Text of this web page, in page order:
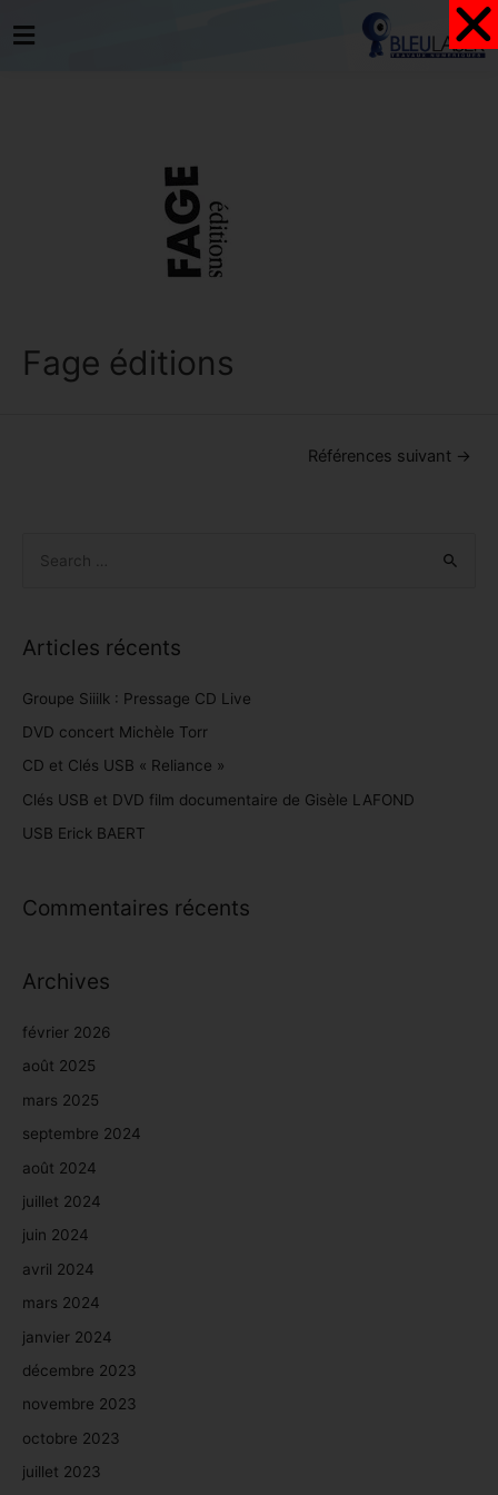
Fage éditions
Références suivant →
Articles récents
Groupe Siiilk : Pressage CD Live
DVD concert Michèle Torr
CD et Clés USB « Reliance »
Clés USB et DVD film documentaire de Gisèle LAFOND
USB Erick BAERT
Commentaires récents
Archives
février 2026
août 2025
mars 2025
septembre 2024
août 2024
juillet 2024
juin 2024
avril 2024
mars 2024
janvier 2024
décembre 2023
novembre 2023
octobre 2023
juillet 2023